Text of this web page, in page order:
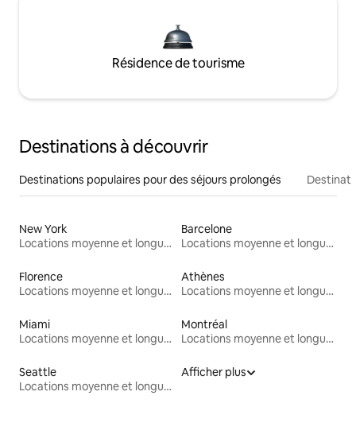
Résidence de tourisme
Destinations à découvrir
Destinations populaires pour des séjours prolongés
New York
Locations moyenne et longue durée
Barcelone
Locations moyenne et longue durée
Florence
Locations moyenne et longue durée
Athènes
Locations moyenne et longue durée
Miami
Locations moyenne et longue durée
Montréal
Locations moyenne et longue durée
Seattle
Locations moyenne et longue durée
Afficher plus